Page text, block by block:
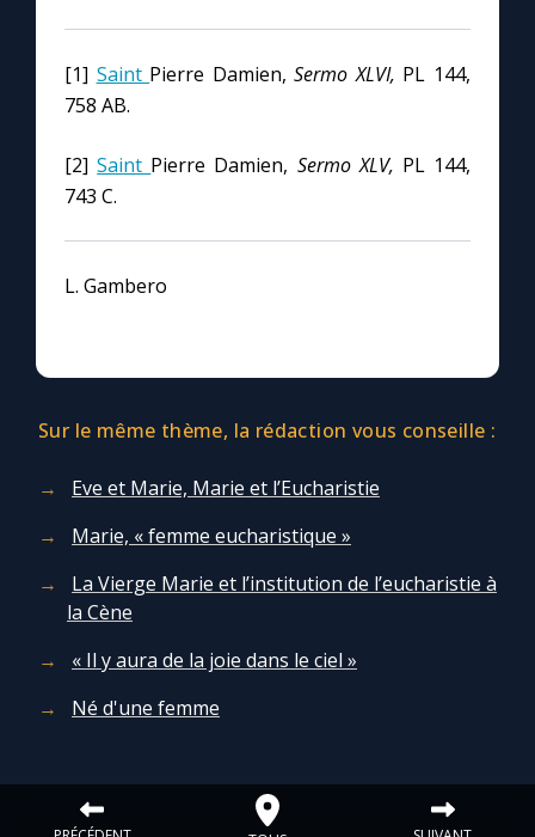
[1] Saint Pierre Damien,Sermo XLVI, PL 144,
758 AB.
[2]Saint Pierre Damien, Sermo XLV, PL 144,
743 C.
L. Gambero
Sur le même thème, la rédaction vous conseille :
Eve et Marie, Marie et l’Eucharistie
Marie, « femme eucharistique »
La Vierge Marie et l’institution de l’eucharistie à
la Cène
« Il y aura de la joie dans le ciel »
Né d'une femme